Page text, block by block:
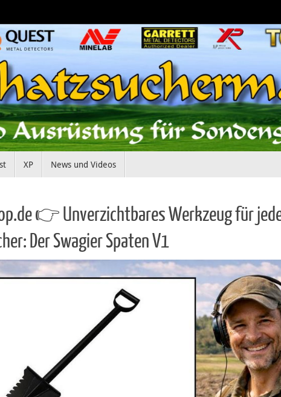
XP News und Videos
👉 Unverzichtbares Werkzeug für
Der Swagier Spaten V1